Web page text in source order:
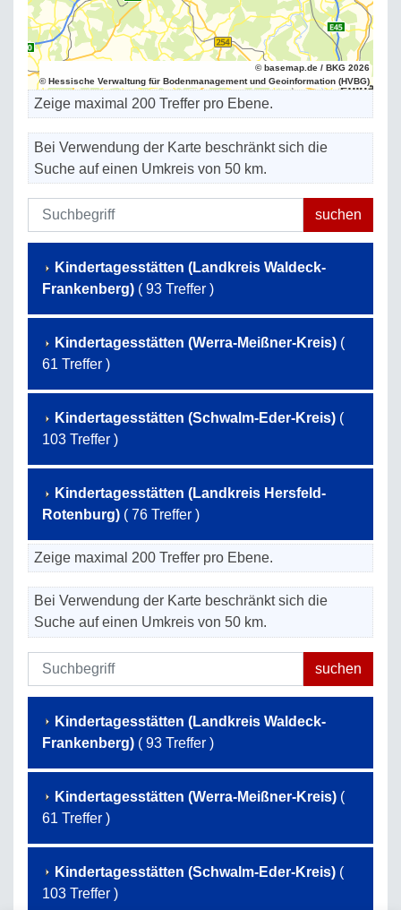
© basemap.de / BKG 2026
© Hessische Verwaltung für Bodenmanagement und Geoinformation (HVBG)
Zeige maximal 200 Treffer pro Ebene.
Bei Verwendung der Karte beschränkt sich die
Suche auf einen Umkreis von 50 km.
Kindertagesstätten (Landkreis Waldeck-
Frankenberg) ( 93 Treffer )
Kindertagesstätten (Werra-Meißner-Kreis) (
61 Treffer )
Kindertagesstätten (Schwalm-Eder-Kreis) (
103 Treffer )
Kindertagesstätten (Landkreis Hersfeld-
Rotenburg) ( 76 Treffer )
Zeige maximal 200 Treffer pro Ebene.
Bei Verwendung der Karte beschränkt sich die
Suche auf einen Umkreis von 50 km.
Kindertagesstätten (Landkreis Waldeck-
Frankenberg) ( 93 Treffer )
Kindertagesstätten (Werra-Meißner-Kreis) (
61 Treffer )
Kindertagesstätten (Schwalm-Eder-Kreis) (
103 Treffer )